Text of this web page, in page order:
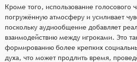
Кроме того, использование голосового
погружённую атмосферу и усиливает
поскольку аудиообщение добавляет
взаимодействию между игроками. Это
формированию более крепких
духа, что может продлить время,